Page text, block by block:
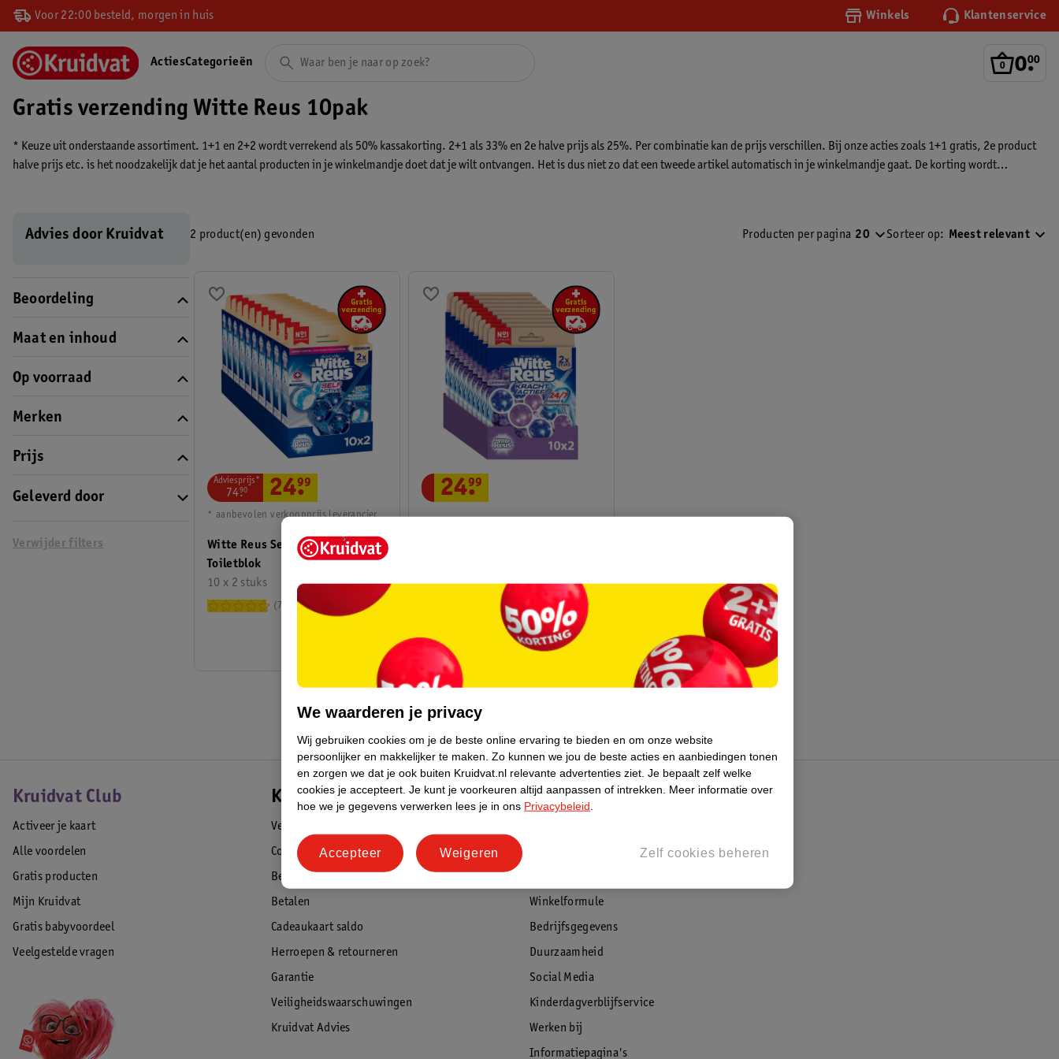
Voor 22:00 besteld, morgen in huis Winkels Klantenservice
0.
00
ActiesCategorieën
Gratis verzending Witte Reus 10pak
* Keuze uit onderstaande assortiment. 1+1 en 2+2 wordt verrekend als 50% kassakorting. 2+1 als 33% en 2e halve prijs als 25%. Per combinatie kan de prijs verschillen. Bij onze acties zoals 1+1 gratis, 2e product
halve prijs etc. is het noodzakelijk dat je het aantal producten in je winkelmandje doet dat je wilt ontvangen. Het is dus niet zo dat een tweede artikel automatisch in je winkelmandje gaat. De korting wordt
Advies door Kruidvat
Beoordeling
Maat en inhoud
Op voorraad
Merken
Prijs
Geleverd door
Verwijder filters
2 product(en) gevonden Producten per pagina 20 Sorteer op: Meest relevant
Witte Reus Self Active Hygiëne
Toiletblok
10 x 2 stuks
Adviesprijs*
74.
90 24.
99
* aanbevolen verkoopprijs leverancier
739
24.
99
1
Kruidvat Club
Activeer je kaart
Alle voordelen
Gratis producten
Mijn Kruidvat
Gratis babyvoordeel
Veelgestelde vragen
Klantenservice
Veelgestelde vragen
Contact
Bestellen & leveren
Betalen
Cadeaukaart saldo
Herroepen & retourneren
Garantie
Veiligheidswaarschuwingen
Kruidvat Advies
Over Kruidvat
Winkelformule
Bedrijfsgegevens
Duurzaamheid
Social Media
Kinderdagverblijfservice
Werken bij
Informatiepagina's
We waarderen je privacy
Wij gebruiken cookies om je de beste online ervaring te bieden en om onze website
persoonlijker en makkelijker te maken. Zo kunnen we jou de beste acties en aanbiedingen tonen
en zorgen we dat je ook buiten Kruidvat.nl relevante advertenties ziet. Je bepaalt zelf welke
cookies je accepteert. Je kunt je voorkeuren altijd aanpassen of intrekken.
Meer informatie over
hoe we je gegevens verwerken lees je in ons Privacybeleid
Zelf cookies beheren
Weigeren
Accepteer